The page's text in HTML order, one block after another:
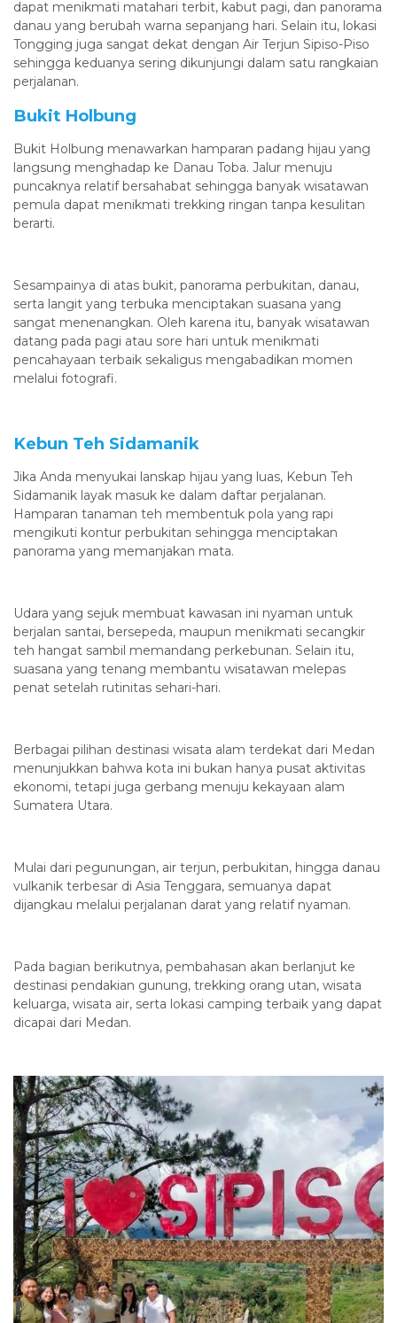
dapat menikmati matahari terbit, kabut pagi, dan panorama
danau yang berubah warna sepanjang hari. Selain itu, lokasi
Tongging juga sangat dekat dengan Air Terjun Sipiso-Piso
sehingga keduanya sering dikunjungi dalam satu rangkaian
perjalanan.
Bukit Holbung
Bukit Holbung menawarkan hamparan padang hijau yang
langsung menghadap ke Danau Toba. Jalur menuju
puncaknya relatif bersahabat sehingga banyak wisatawan
pemula dapat menikmati trekking ringan tanpa kesulitan
berarti.
Sesampainya di atas bukit, panorama perbukitan, danau,
serta langit yang terbuka menciptakan suasana yang
sangat menenangkan. Oleh karena itu, banyak wisatawan
datang pada pagi atau sore hari untuk menikmati
pencahayaan terbaik sekaligus mengabadikan momen
melalui fotografi.
Kebun Teh Sidamanik
Jika Anda menyukai lanskap hijau yang luas, Kebun Teh
Sidamanik layak masuk ke dalam daftar perjalanan.
Hamparan tanaman teh membentuk pola yang rapi
mengikuti kontur perbukitan sehingga menciptakan
panorama yang memanjakan mata.
Udara yang sejuk membuat kawasan ini nyaman untuk
berjalan santai, bersepeda, maupun menikmati secangkir
teh hangat sambil memandang perkebunan. Selain itu,
suasana yang tenang membantu wisatawan melepas
penat setelah rutinitas sehari-hari.
Berbagai pilihan destinasi wisata alam terdekat dari Medan
menunjukkan bahwa kota ini bukan hanya pusat aktivitas
ekonomi, tetapi juga gerbang menuju kekayaan alam
Sumatera Utara.
Mulai dari pegunungan, air terjun, perbukitan, hingga danau
vulkanik terbesar di Asia Tenggara, semuanya dapat
dijangkau melalui perjalanan darat yang relatif nyaman.
Pada bagian berikutnya, pembahasan akan berlanjut ke
destinasi pendakian gunung, trekking orang utan, wisata
keluarga, wisata air, serta lokasi camping terbaik yang dapat
dicapai dari Medan.